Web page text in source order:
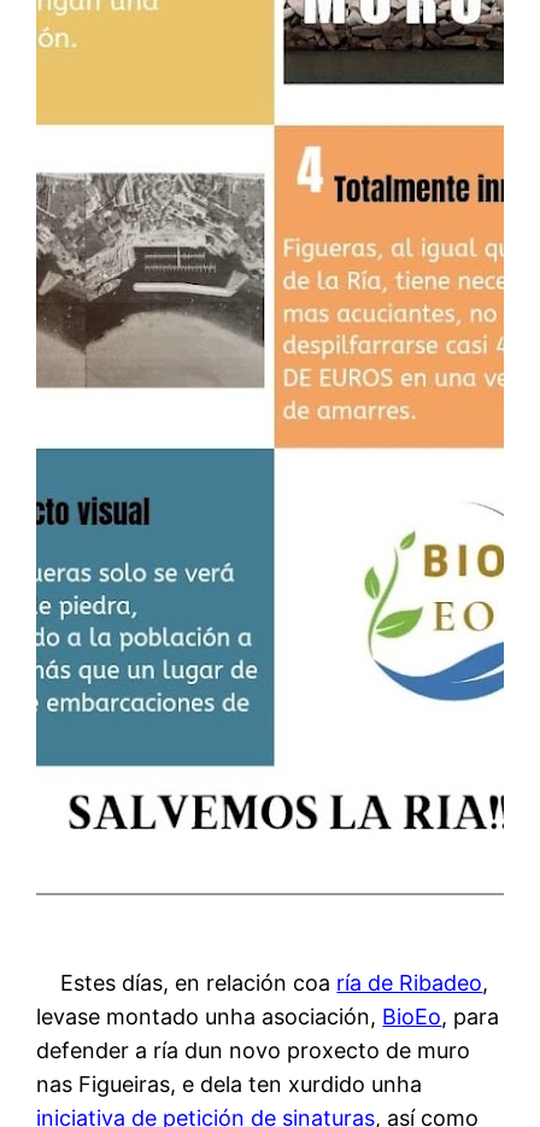
Estes días, en relación coa ría de Ribadeo,
levase montado unha asociación, BioEo, para
defender a ría dun novo proxecto de muro
nas Figueiras, e dela ten xurdido unha
iniciativa de petición de sinaturas, así como